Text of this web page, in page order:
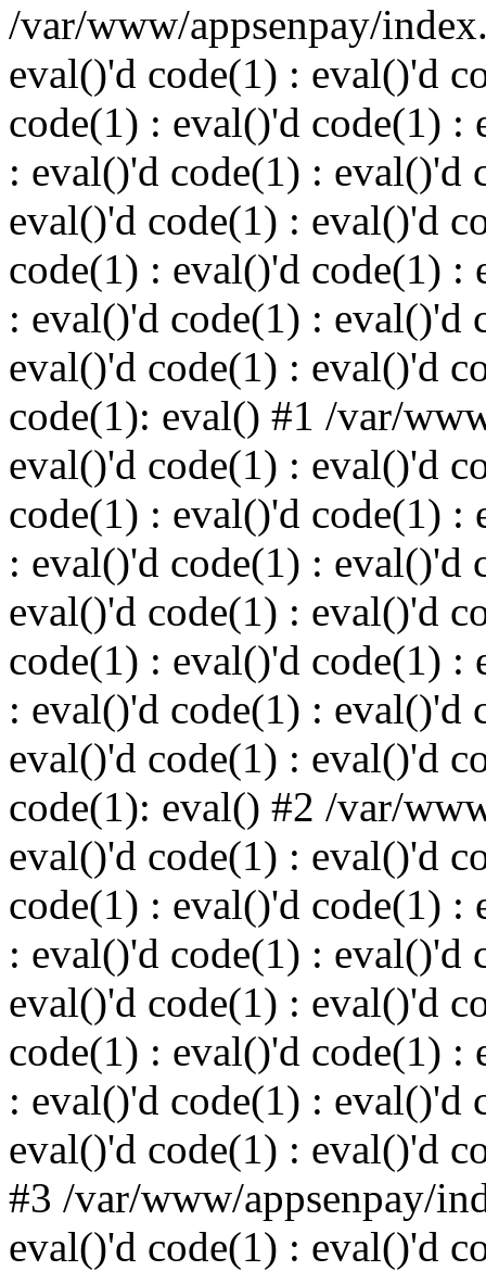
/var/www/appsenpay/
eval()'d code(1) : eval()'d
code(1) : eval()'d code(1) :
: eval()'d code(1) : eval()'d
eval()'d code(1) : eval()'d
code(1) : eval()'d code(1) :
: eval()'d code(1) : eval()'d
eval()'d code(1) : eval()'d
code(1): eval() #1 /var/
eval()'d code(1) : eval()'d
code(1) : eval()'d code(1) :
: eval()'d code(1) : eval()'d
eval()'d code(1) : eval()'d
code(1) : eval()'d code(1) :
: eval()'d code(1) : eval()'d
eval()'d code(1) : eval()'d
code(1): eval() #2 /var/
eval()'d code(1) : eval()'d
code(1) : eval()'d code(1) :
: eval()'d code(1) : eval()'d
eval()'d code(1) : eval()'d
code(1) : eval()'d code(1) :
: eval()'d code(1) : eval()'d
eval()'d code(1) : eval()'d
#3 /var/www/appsenpay/
eval()'d code(1) : eval()'d